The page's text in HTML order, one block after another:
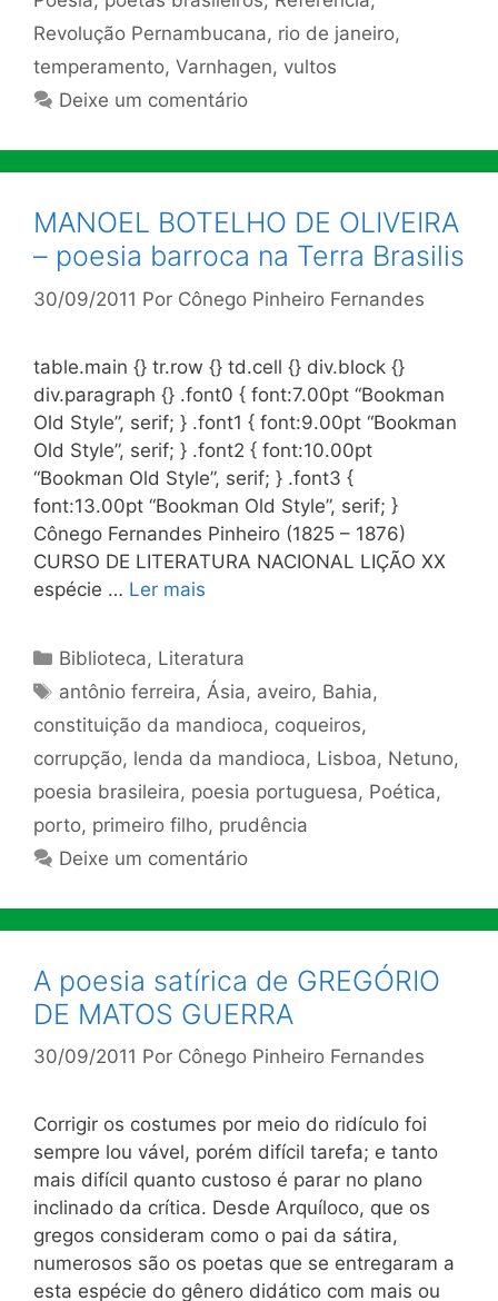
Revolução Pernambucana, rio de janeiro,
temperamento, Varnhagen, vultos
Deixe um comentário
MANOEL BOTELHO DE OLIVEIRA
– poesia barroca na Terra Brasilis
30/09/2011 Por Cônego Pinheiro Fernandes
table.main {} tr.row {} td.cell {} div.block {}
div.paragraph {} .font0 { font:7.00pt “Bookman
Old Style”, serif; } .font1 { font:9.00pt “Bookman
Old Style”, serif; } .font2 { font:10.00pt
“Bookman Old Style”, serif; } .font3 {
font:13.00pt “Bookman Old Style”, serif; }
Cônego Fernandes Pinheiro (1825 – 1876)
CURSO DE LITERATURA NACIONAL LIÇÃO XX
espécie … Ler mais
Categorias
Biblioteca, Literatura
Tags
antônio ferreira, Ásia, aveiro, Bahia,
constituição da mandioca, coqueiros,
corrupção, lenda da mandioca, Lisboa, Netuno,
poesia brasileira, poesia portuguesa, Poética,
porto, primeiro filho, prudência
Deixe um comentário
A poesia satírica de GREGÓRIO
DE MATOS GUERRA
30/09/2011 Por Cônego Pinheiro Fernandes
Corrigir os costumes por meio do ridículo foi
sempre lou vável, porém difícil tarefa; e tanto
mais difícil quanto custoso é parar no plano
inclinado da crítica. Desde Arquíloco, que os
gregos consideram como o pai da sátira,
numerosos são os poetas que se entregaram a
esta espécie do gênero didático com mais ou